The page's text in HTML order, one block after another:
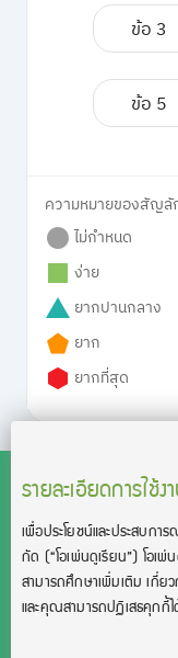
ข้อ 3
ข้อ 5
ความหมายของสัญ
ไม่กำหนด
ง่าย
ยากปานกลาง
ยาก
ยากที่สุด
รายละเอียดการใช้
เพื่อประโยชน์และประสบกา
กัด (“โอเพ่นดูเรียน”)โอเ
สามารถศึกษาเพิ่มเติม เกี่
และคุณสามารถปฏิเสธคุกกี้
สงวนลิขสิทธิ์โดย บริ
TOEIC® and TOEFL®